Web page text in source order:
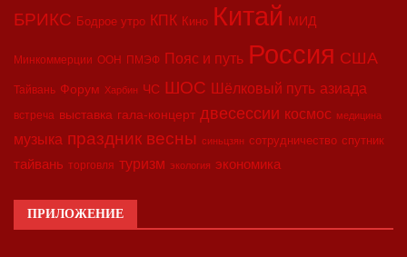
БРИКС Бодрое утро КПК Кино Китай МИД
Минкоммерции ООН ПМЭФ Пояс и путь Россия США
Тайвань Форум Харбин ЧС ШОС Шёлковый путь азиада
встреча выставка гала-концерт двесессии космос медицина
музыка праздник весны синьцзян сотрудничество спутник
тайвань торговля туризм экология экономика
ПРИЛОЖЕНИЕ